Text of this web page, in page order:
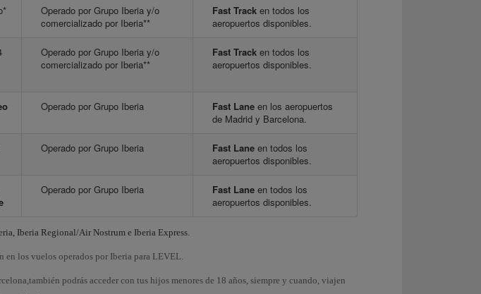
Operado por Grupo Iberia y/o
comercializado por Iberia**
Fast Track en todos los
aeropuertos disponibles.
Operado por Grupo Iberia y/o
comercializado por Iberia**
Fast Track en todos los
aeropuertos disponibles.
Operado por Grupo Iberia Fast Lane en los aeropuertos
de Madrid y Barcelona.
Operado por Grupo Iberia Fast Lane en todos los
aeropuertos disponibles.
Operado por Grupo Iberia Fast Lane en todos los
aeropuertos disponibles.
Iberia Regional/Air Nostrum e Iberia Express.
en los vuelos operados por Iberia para LEVEL.
podrás acceder con tus hijos menores de 18 años, siempre y cuando, viajen